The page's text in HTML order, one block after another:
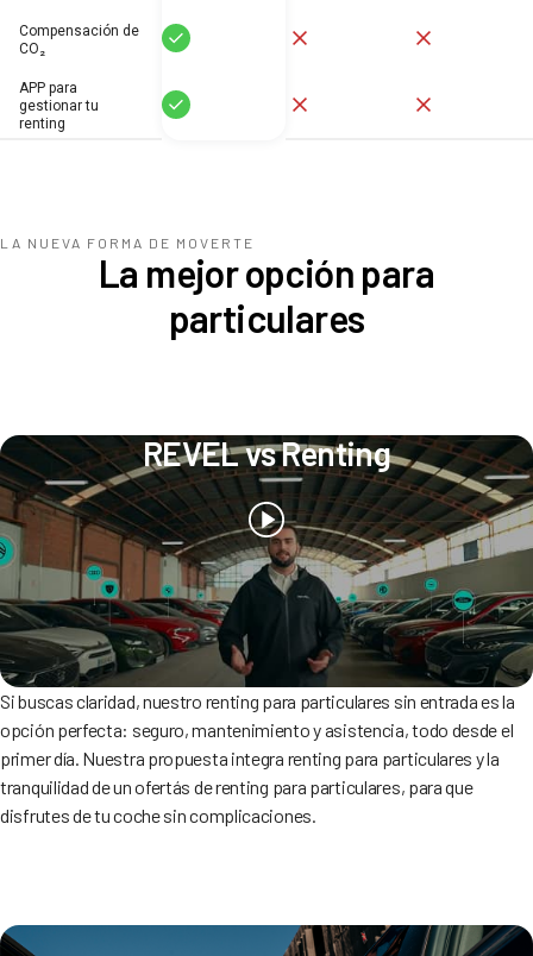
Compensación de
CO₂
Sí
APP para
gestionar tu
renting
Sí
LA NUEVA FORMA DE MOVERTE
La mejor opción para
particulares
REVEL vs Renting
Si buscas claridad, nuestro renting para particulares sin entrada es la
opción perfecta: seguro, mantenimiento y asistencia, todo desde el
primer día. Nuestra propuesta integra renting para particulares y la
tranquilidad de un ofertás de renting para particulares, para que
disfrutes de tu coche sin complicaciones.